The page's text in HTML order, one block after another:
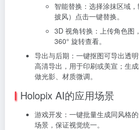
智能替换：选择涂抹区域
披风）点击一键替换。
3D 视角转换：上传角色图
360° 旋转查看。
导出与后期：一键抠图可导出透
高清导出，用于印刷或美宣；生
做光影、材质微调。
Holopix AI的应用场景
游戏开发：一键批量生成同风格的
场景，保证视觉统一。